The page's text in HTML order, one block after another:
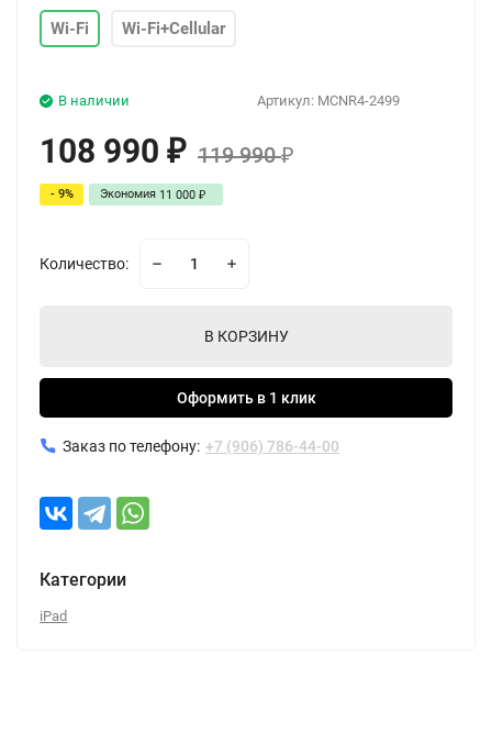
Wi-Fi Wi-Fi+Cellular
Артикул: MCNR4-2499
В наличии
108 990 ₽ 119 990₽
- 9% Экономия 11 000 ₽
Количество:
В КОРЗИНУ
Оформить в 1 клик
Заказ по телефону: +7 (906) 786-44-00
Категории
iPad